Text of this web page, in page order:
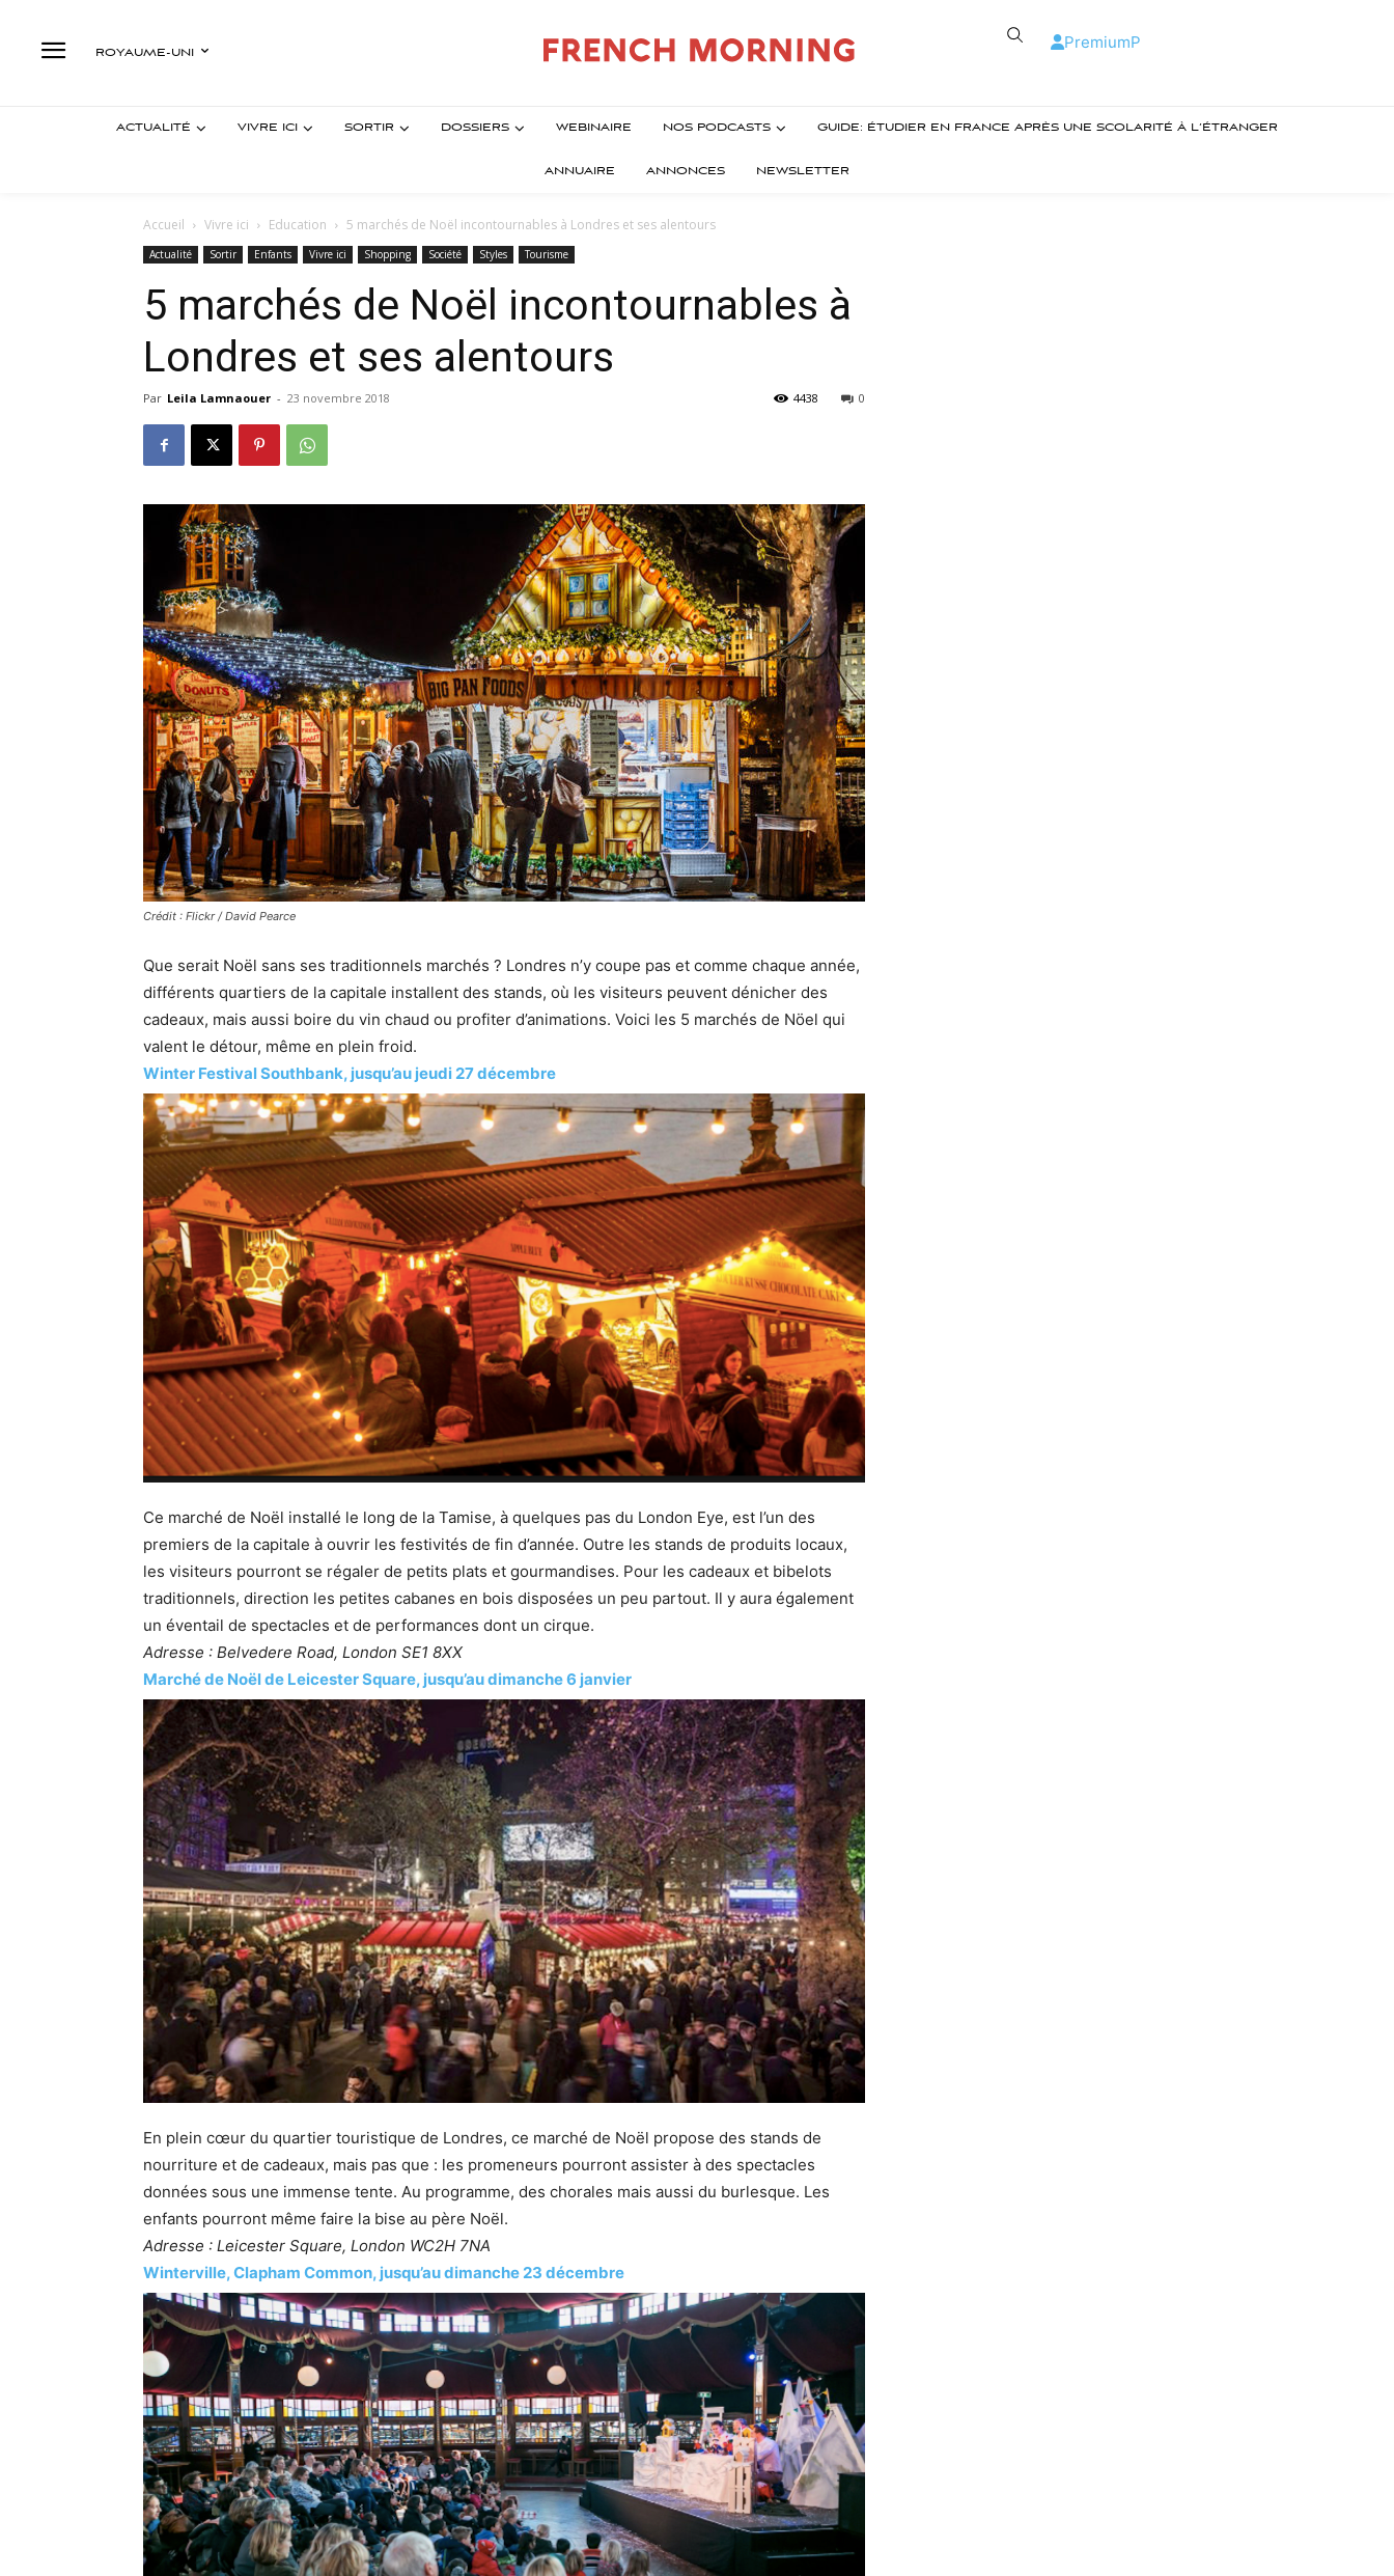
ROYAUME-UNI
PremiumP
ACTUALITÉ VIVRE ICI SORTIR DOSSIERS WEBINAIRE NOS PODCASTS GUIDE: ÉTUDIER EN FRANCE APRÈS UNE SCOLARITÉ À L’ÉTRANGER
ANNUAIRE ANNONCES NEWSLETTER
Accueil Vivre ici Education 5 marchés de Noël incontournables à Londres et ses alentours
Actualité Sortir Enfants Vivre ici Shopping Société Styles Tourisme
5 marchés de Noël incontournables à
Londres et ses alentours
Par Leila Lamnaouer - 23 novembre 2018 0
4438
Crédit : Flickr / David Pearce
Que serait Noël sans ses traditionnels marchés ? Londres n’y coupe pas et comme chaque année,
différents quartiers de la capitale installent des stands, où les visiteurs peuvent dénicher des
cadeaux, mais aussi boire du vin chaud ou profiter d’animations. Voici les 5 marchés de Nöel qui
valent le détour, même en plein froid.
Winter Festival Southbank, jusqu’au jeudi 27 décembre
Ce marché de Noël installé le long de la Tamise, à quelques pas du London Eye, est l’un des
premiers de la capitale à ouvrir les festivités de fin d’année. Outre les stands de produits locaux,
les visiteurs pourront se régaler de petits plats et gourmandises. Pour les cadeaux et bibelots
traditionnels, direction les petites cabanes en bois disposées un peu partout. Il y aura également
un éventail de spectacles et de performances dont un cirque.
Adresse : Belvedere Road, London SE1 8XX
Marché de Noël de Leicester Square, jusqu’au dimanche 6 janvier
En plein cœur du quartier touristique de Londres, ce marché de Noël propose des stands de
nourriture et de cadeaux, mais pas que : les promeneurs pourront assister à des spectacles
données sous une immense tente. Au programme, des chorales mais aussi du burlesque. Les
enfants pourront même faire la bise au père Noël.
Adresse : Leicester Square, London WC2H 7NA
Winterville, Clapham Common, jusqu’au dimanche 23 décembre